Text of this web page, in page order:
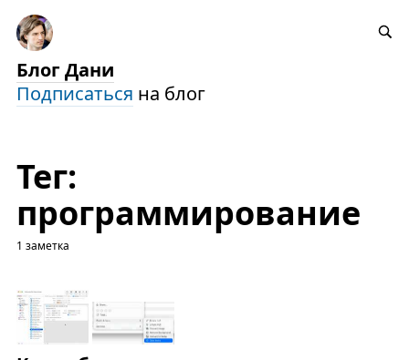
Блог Дани
Подписаться на блог
Тег:
программирование
1 заметка